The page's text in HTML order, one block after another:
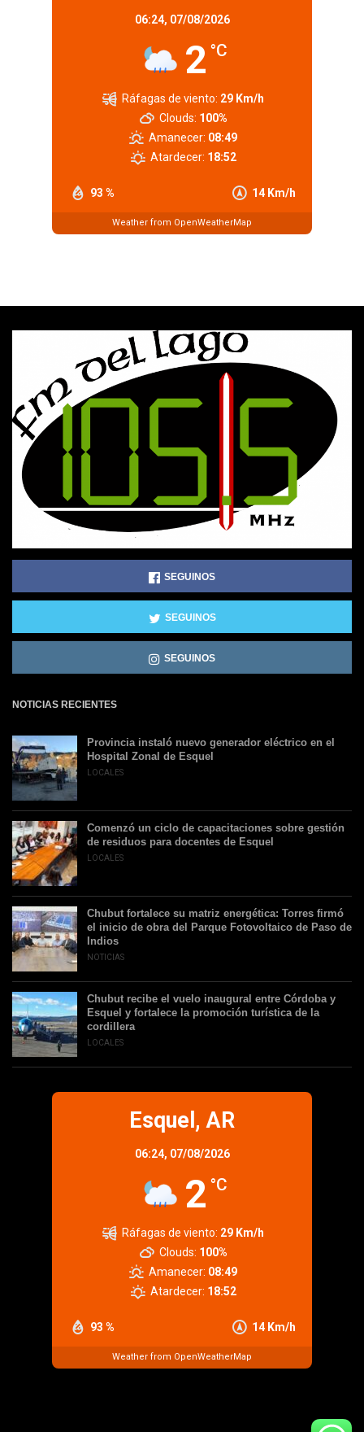
06:24, 07/08/2026
2 °C
93 % 14 Km/h
Ráfagas de viento: 29 Km/h
Clouds: 100%
Amanecer: 08:49
Atardecer: 18:52
Weather from OpenWeatherMap
SEGUINOS
SEGUINOS
SEGUINOS
NOTICIAS RECIENTES
Provincia instaló nuevo generador eléctrico en el
Hospital Zonal de Esquel
LOCALES
Comenzó un ciclo de capacitaciones sobre gestión
de residuos para docentes de Esquel
LOCALES
Chubut fortalece su matriz energética: Torres firmó
el inicio de obra del Parque Fotovoltaico de Paso de
Indios
NOTICIAS
Chubut recibe el vuelo inaugural entre Córdoba y
Esquel y fortalece la promoción turística de la
cordillera
LOCALES
Esquel, AR
06:24, 07/08/2026
2 °C
93 % 14 Km/h
Ráfagas de viento: 29 Km/h
Clouds: 100%
Amanecer: 08:49
Atardecer: 18:52
Weather from OpenWeatherMap